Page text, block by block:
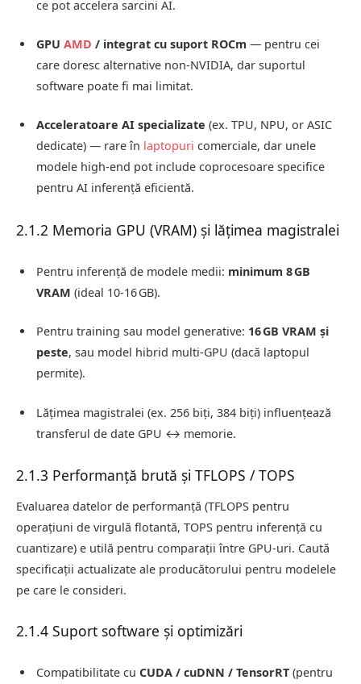
ce pot accelera sarcini AI.
GPU AMD / integrat cu suport ROCm — pentru cei
care doresc alternative non‑NVIDIA, dar suportul
software poate fi mai limitat.
Acceleratoare AI specializate (ex. TPU, NPU, or ASIC
dedicate) — rare în laptopuri comerciale, dar unele
modele high-end pot include coprocesoare specifice
pentru AI inferență eficientă.
2.1.2 Memoria GPU (VRAM) și lățimea magistralei
Pentru inferență de modele medii: minimum 8 GB
VRAM (ideal 10‑16 GB).
Pentru training sau model generative: 16 GB VRAM și
peste, sau model hibrid multi-GPU (dacă laptopul
permite).
Lățimea magistralei (ex. 256 biți, 384 biți) influențează
transferul de date GPU ↔ memorie.
2.1.3 Performanță brută și TFLOPS / TOPS
Evaluarea datelor de performanță (TFLOPS pentru
operațiuni de virgulă flotantă, TOPS pentru inferență cu
cuantizare) e utilă pentru comparații între GPU-uri. Caută
specificații actualizate ale producătorului pentru modelele
pe care le consideri.
2.1.4 Suport software și optimizări
Compatibilitate cu CUDA / cuDNN / TensorRT (pentru